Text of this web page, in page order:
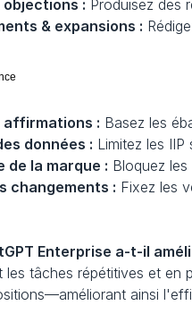
objections : Produisez des
& expansions :
affirmations : Basez les
données : Limitez les
de la marque : Bloquez
changements : Fixez les
Enterprise a-t-il
les tâches répétitives et en
ainsi